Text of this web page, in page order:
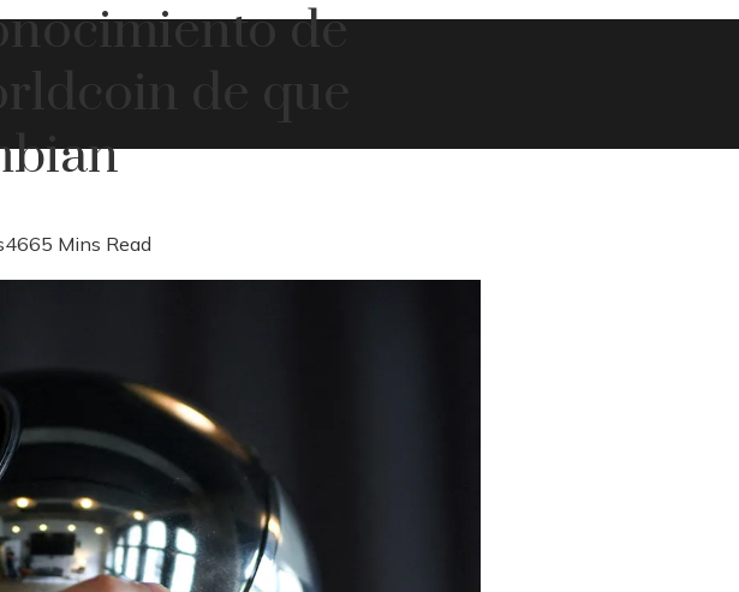
de
de que
4665 Mins Read